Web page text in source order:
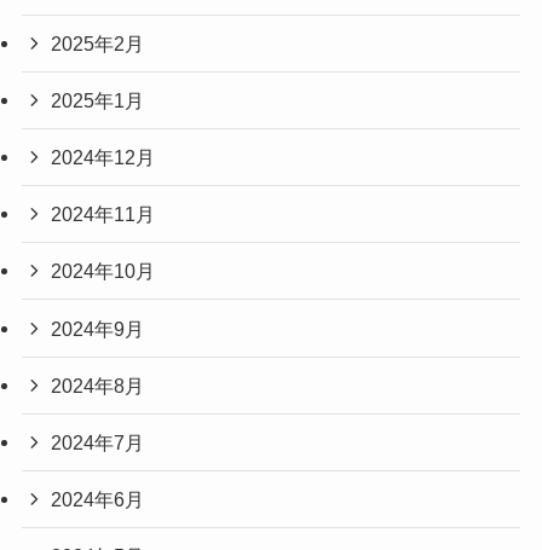
2025年2月
2025年1月
2024年12月
2024年11月
2024年10月
2024年9月
2024年8月
2024年7月
2024年6月